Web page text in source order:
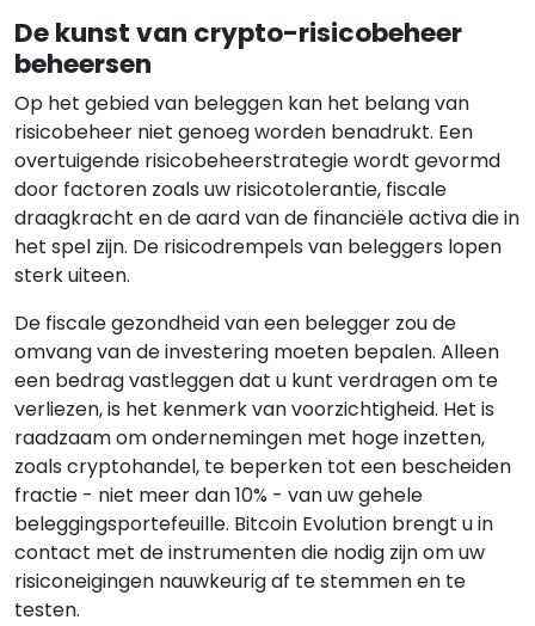
De kunst van crypto-risicobeheer
beheersen
Op het gebied van beleggen kan het belang van
risicobeheer niet genoeg worden benadrukt. Een
overtuigende risicobeheerstrategie wordt gevormd
door factoren zoals uw risicotolerantie, fiscale
draagkracht en de aard van de financiële activa die in
het spel zijn. De risicodrempels van beleggers lopen
sterk uiteen.
De fiscale gezondheid van een belegger zou de
omvang van de investering moeten bepalen. Alleen
een bedrag vastleggen dat u kunt verdragen om te
verliezen, is het kenmerk van voorzichtigheid. Het is
raadzaam om ondernemingen met hoge inzetten,
zoals cryptohandel, te beperken tot een bescheiden
fractie - niet meer dan 10% - van uw gehele
beleggingsportefeuille. Bitcoin Evolution brengt u in
contact met de instrumenten die nodig zijn om uw
risiconeigingen nauwkeurig af te stemmen en te
testen.